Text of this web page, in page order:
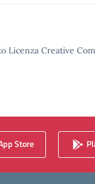
Licenza Creative
Store